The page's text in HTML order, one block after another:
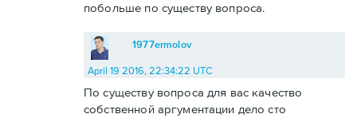
побольше по существу вопроса.
1977ermolov
April 19 2016, 22:34:22 UTC
По существу вопроса для вас качество
собственной аргументации дело сто